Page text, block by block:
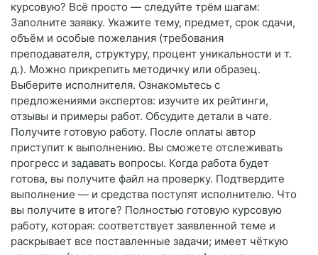
курсовую? Всё просто — следуйте трём шагам:
Заполните заявку. Укажите тему, предмет, срок сдачи,
объём и особые пожелания (требования
преподавателя, структуру, процент уникальности и т.
д.). Можно прикрепить методичку или образец.
Выберите исполнителя. Ознакомьтесь с
предложениями экспертов: изучите их рейтинги,
отзывы и примеры работ. Обсудите детали в чате.
Получите готовую работу. После оплаты автор
приступит к выполнению. Вы сможете отслеживать
прогресс и задавать вопросы. Когда работа будет
готова, вы получите файл на проверку. Подтвердите
выполнение — и средства поступят исполнителю. Что
вы получите в итоге? Полностью готовую курсовую
работу, которая: соответствует заявленной теме и
раскрывает все поставленные задачи; имеет чёткую